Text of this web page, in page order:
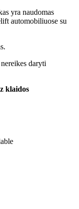
yra naudomas
automobiliuose su
daryti
klaidos